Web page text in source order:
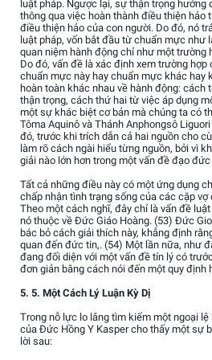
luật pháp. Ngược lại, sự thận trọng hướng
thông qua việc hoàn thành điều thiện hảo
điều thiện hảo của con người. Do đó, nó
luật pháp, vốn bắt đầu từ chuẩn mực như
quan niệm hành động chỉ như một trường
Do đó, vấn đề là xác định xem trường
chuẩn mực này hay chuẩn mực khác hay
hoàn toàn khác nhau về hành động:
thận trọng, cách thứ hai từ việc áp dụng
một sự khác biệt cơ bản mà chúng ta có
Tôma Aquinô và Thánh Anphongsô
đó, trước khi trích dẫn cả hai nguồn cho
làm rõ cách ngài hiểu từng nguồn, bởi vì
giải nào lớn hơn trong một vấn đề đạo đức
Tất cả những điều này có một ứng dụng
chấp nhận tình trạng sống của các cặp vợ
Theo một cách nghĩ, đây chỉ là vấn đề
nó thuộc về Đức Giáo Hoàng. (53) Đức
bác bỏ cách giải thích này, khẳng định
quan đến đức tin,. (54) Một lần nữa, như
đang đối diện với một vấn đề tín lý có
đơn giản bằng cách nói đến một quy định
5. 5. Một Cách Lý Luận Kỳ Dị
Trong nỗ lực lo lắng tìm kiếm một ngoại lệ
của Đức Hồng Y Kasper cho thấy một sự
lời sau: